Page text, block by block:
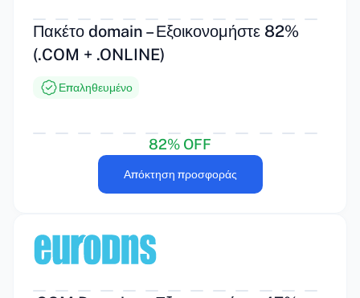
Πακέτο domain – Εξοικονομήστε 82%
(.COM + .ONLINE)
Επαληθευμένο
82% OFF
Απόκτηση προσφοράς